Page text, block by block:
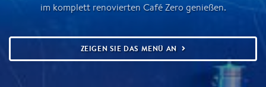
im komplett renovierten Café Zero genießen.
ZEIGEN SIE DAS MENÜ AN